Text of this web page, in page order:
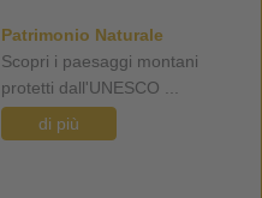
Patrimonio Naturale
Scopri i paesaggi montani
protetti dall'UNESCO ...
di più